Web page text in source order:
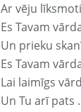
Ar vēju
Es Tavam
Un prieku
Es Tavam
Lai laimīgs
Un Tu arī pats